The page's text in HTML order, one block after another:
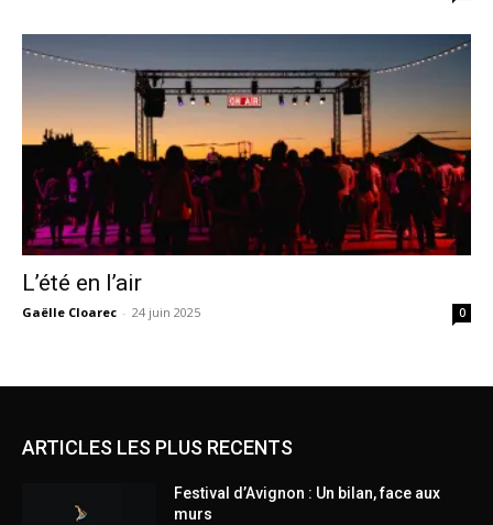
L’été en l’air
Gaëlle Cloarec - 24 juin 2025 0
ARTICLES LES PLUS RECENTS
Festival d’Avignon : Un bilan, face aux
murs